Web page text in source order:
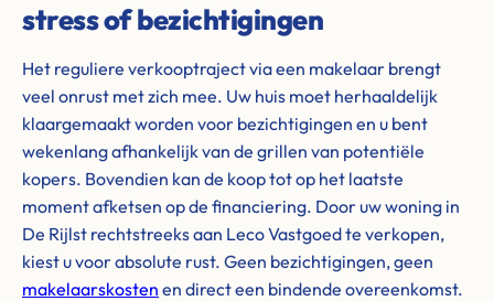
stress of bezichtigingen
Het reguliere verkooptraject via een makelaar brengt
veel onrust met zich mee. Uw huis moet herhaaldelijk
klaargemaakt worden voor bezichtigingen en u bent
wekenlang afhankelijk van de grillen van potentiële
kopers. Bovendien kan de koop tot op het laatste
moment afketsen op de financiering. Door uw woning in
De Rijlst rechtstreeks aan Leco Vastgoed te verkopen,
kiest u voor absolute rust. Geen bezichtigingen, geen
makelaarskosten en direct een bindende overeenkomst.